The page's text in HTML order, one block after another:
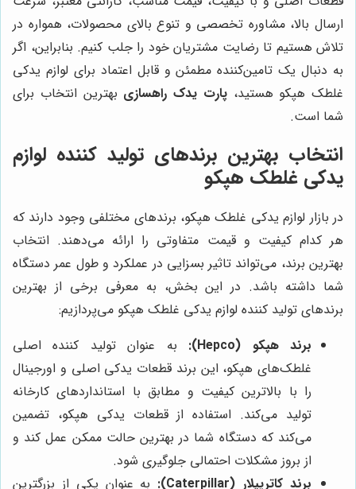
ارسال بالا، مشاوره تخصصی و تنوع بالای محصولات، همواره در
تلاش هستیم تا رضایت مشتریان خود را جلب کنیم. بنابراین، اگر
به دنبال یک تامین‌کننده مطمئن و قابل اعتماد برای لوازم یدکی
غلطک هپکو هستید،پارت یدک راهسازی بهترین انتخاب برای
شما است.
انتخاب بهترین برندهای تولید کننده لوازم
یدکی غلطک هپکو
در بازار لوازم یدکی غلطک هپکو، برندهای مختلفی وجود دارند که
هر کدام کیفیت و قیمت متفاوتی را ارائه می‌دهند. انتخاب
بهترین برند، می‌تواند تاثیر بسزایی در عملکرد و طول عمر دستگاه
شما داشته باشد. در این بخش، به معرفی برخی از بهترین
برندهای تولید کننده لوازم یدکی غلطک هپکو می‌پردازیم:
برند هپکو (Hepco):
به عنوان تولید کننده اصلی
غلطک‌های هپکو، این برند قطعات یدکی اصلی و اورجینال
را با بالاترین کیفیت و مطابق با استانداردهای کارخانه
تولید می‌کند. استفاده از قطعات یدکی هپکو، تضمین
می‌کند که دستگاه شما در بهترین حالت ممکن عمل کند و
از بروز مشکلات احتمالی جلوگیری شود.
برند کاترپیلار (Caterpillar):
به عنوان یکی از بزرگترین